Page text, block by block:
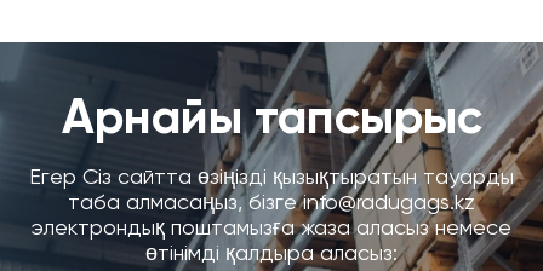
Арнайы тапсырыс
Егер Сіз сайтта өзіңізді қызықтыратын тауарды
таба алмасаңыз, бізге info@radugags.kz
электрондық поштамызға жаза аласыз немесе
өтінімді қалдыра аласыз: